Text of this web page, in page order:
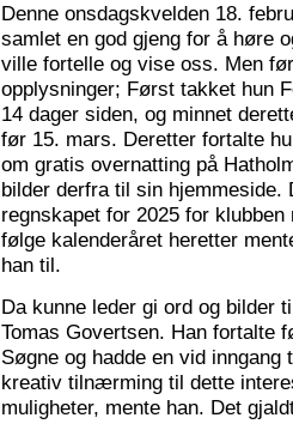
Denne onsdagskvelden 18.
samlet en god gjeng for å høre
ville fortelle og vise oss. Men
opplysninger; Først takket hun
14 dager siden, og minnet
før 15. mars. Deretter fortalte
om gratis overnatting på
bilder derfra til sin hjemmeside.
regnskapet for 2025 for
følge kalenderåret heretter
han til.
Da kunne leder gi ord og bilder
Tomas Govertsen. Han fortalte
Søgne og hadde en vid
kreativ tilnærming til dette
muligheter, mente han. Det